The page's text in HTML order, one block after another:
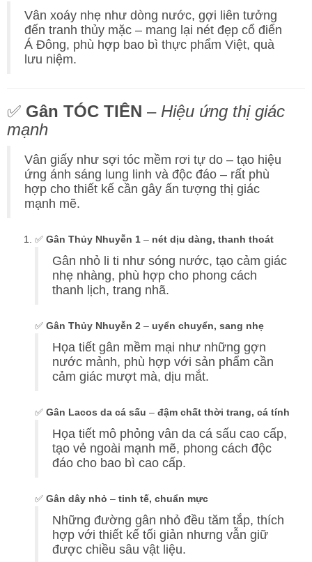
Vân xoáy nhẹ như dòng nước, gợi liên tưởng
đến tranh thủy mặc – mang lại nét đẹp cổ điển
Á Đông, phù hợp bao bì thực phẩm Việt, quà
lưu niệm.
✅ Gân TÓC TIÊN – Hiệu ứng thị giác
mạnh
Vân giấy như sợi tóc mềm rơi tự do – tạo hiệu
ứng ánh sáng lung linh và độc đáo – rất phù
hợp cho thiết kế cần gây ấn tượng thị giác
mạnh mẽ.
✅ Gân Thủy Nhuyễn 1 – nét dịu dàng, thanh thoát
Gân nhỏ li ti như sóng nước, tạo cảm giác
nhẹ nhàng, phù hợp cho phong cách
thanh lịch, trang nhã.
✅ Gân Thủy Nhuyễn 2 – uyển chuyển, sang nhẹ
Họa tiết gân mềm mại như những gợn
nước mảnh, phù hợp với sản phẩm cần
cảm giác mượt mà, dịu mắt.
✅ Gân Lacos da cá sấu – đậm chất thời trang, cá tính
Họa tiết mô phỏng vân da cá sấu cao cấp,
tạo vẻ ngoài mạnh mẽ, phong cách độc
đáo cho bao bì cao cấp.
✅ Gân dây nhỏ – tinh tế, chuẩn mực
Những đường gân nhỏ đều tăm tắp, thích
hợp với thiết kế tối giản nhưng vẫn giữ
được chiều sâu vật liệu.